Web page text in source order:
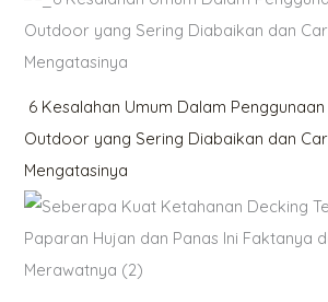
6 Kesalahan Umum Dalam
Outdoor yang Sering Diabaikan dan
Mengatasinya